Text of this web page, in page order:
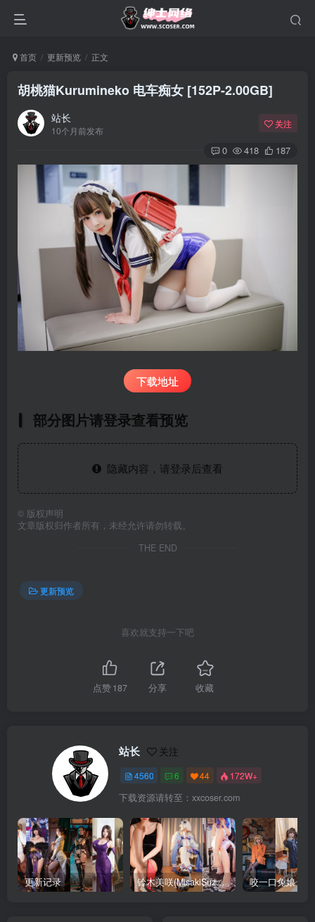
首页 更新预览 正文
胡桃猫Kurumineko 电车痴女 [152P-2.00GB]
站长
10个月前发布
关注
0 418 187
下载地址
部分图片请登录查看预览
隐藏内容，请登录后查看
© 版权声明
文章版权归作者所有，未经允许请勿转载。
THE END
更新预览
喜欢就支持一下吧
点赞187 分享 收藏
站长 关注
4560 6 44 172W+
下载资源请转至：xxcoser.com
更新记录 铃木美咲(MisakiSuzuki) 合集下载 咬一口兔娘 合